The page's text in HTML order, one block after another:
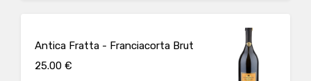
Antica Fratta - Franciacorta Brut
25.00 €